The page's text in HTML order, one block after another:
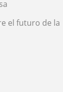
el futuro de la